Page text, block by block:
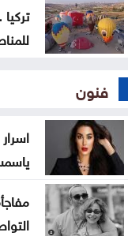
فنون